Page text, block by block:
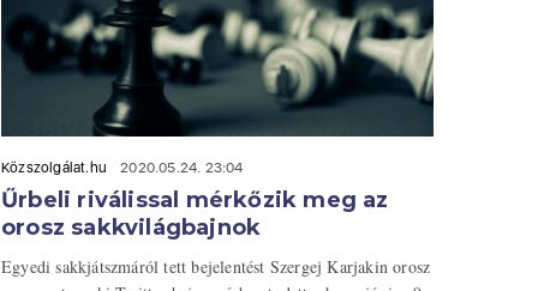
Közszolgálat.hu 2020.05.24. 23:04
Űrbeli riválissal mérkőzik meg az
orosz sakkvilágbajnok
Egyedi sakkjátszmáról tett bejelentést Szergej Karjakin orosz